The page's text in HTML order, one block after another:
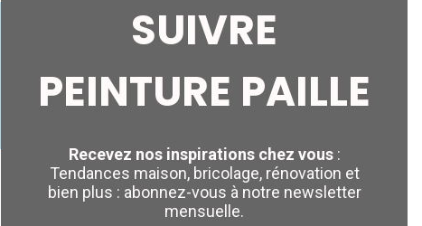
SUIVRE
PEINTURE PAILLE
Recevez nos inspirations chez vous:
Tendances maison, bricolage, rénovation et
bien plus : abonnez-vous à notre newsletter
mensuelle.